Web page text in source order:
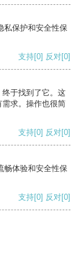
私保护和安全性保
支持[0] 反对[0]
于找到了它。这
求。操作也很简
支持[0] 反对[0]
畅体验和安全性保
支持[0] 反对[0]